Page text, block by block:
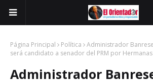
Página Principal Política
Administrador
será candidato a senador del PRM por
Administrador